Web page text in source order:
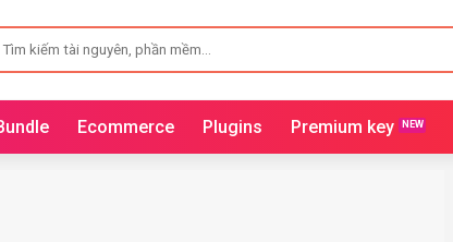
Ecommerce Plugins Premium key